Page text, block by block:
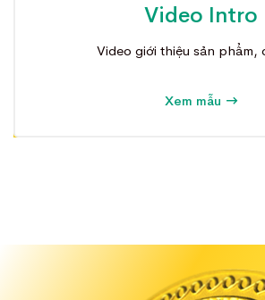
Video Intro
Video giới thiệu sản phẩm,
Xem mẫu